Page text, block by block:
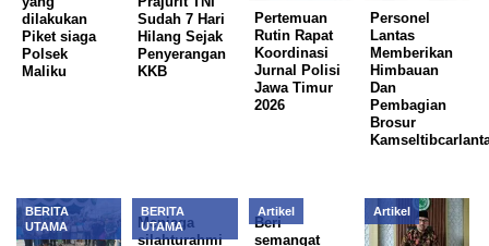
dilakukan
Piket siaga
Polsek
Maliku
Sudah 7 Hari
Hilang Sejak
Penyerangan
KKB
Pertemuan
Rutin Rapat
Koordinasi
Jurnal Polisi
Jawa Timur
2026
Personel
Lantas
Memberikan
Himbauan
Dan
Pembagian
Brosur
BERITA
UTAMA
BERITA
UTAMA
Menjaga
silahturahmi
Artikel
Beri
semangat
Artikel